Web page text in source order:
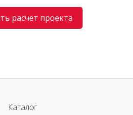
расчет проекта
Каталог